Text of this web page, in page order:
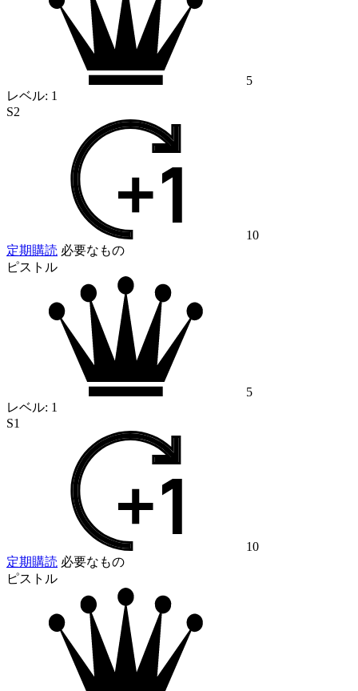
5
レベル: 1
S2
10
定期購読 必要なもの
ピストル
5
レベル: 1
S1
10
定期購読 必要なもの
ピストル